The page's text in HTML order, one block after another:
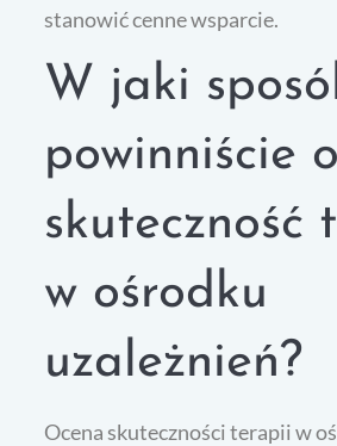
stanowić cenne wsparcie.
W jaki
powinniście
skuteczność
w ośrodku
uzależnień?
Ocena skuteczności terapii w